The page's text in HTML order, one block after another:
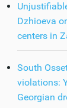
Dzhioeva
centers in
South
violations:
Georgian